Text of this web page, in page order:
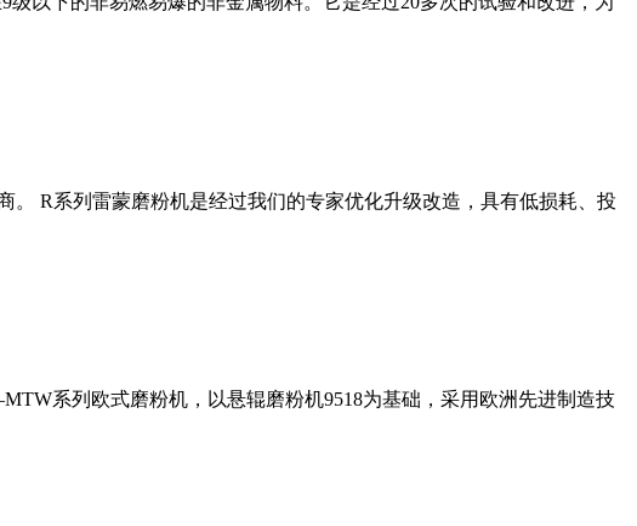
R系列雷蒙磨粉机是经过我们的专家优化升级改造，具有低损耗、投
系列欧式磨粉机，以悬辊磨粉机9518为基础，采用欧洲先进制造技